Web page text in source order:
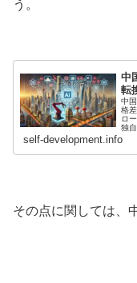
う。
中
転
中
格
ロ
独
self-development.info
その点に関しては、